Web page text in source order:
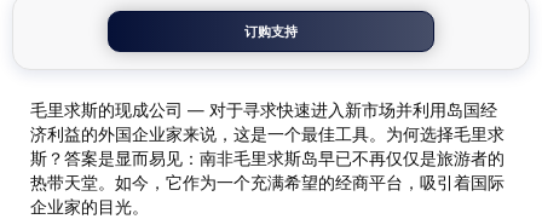
订购支持
毛里求斯的现成公司 — 对于寻求快速进入新市场并利用岛国经
济利益的外国企业家来说，这是一个最佳工具。为何选择毛里求
斯？答案是显而易见：南非毛里求斯岛早已不再仅仅是旅游者的
热带天堂。如今，它作为一个充满希望的经商平台，吸引着国际
企业家的目光。